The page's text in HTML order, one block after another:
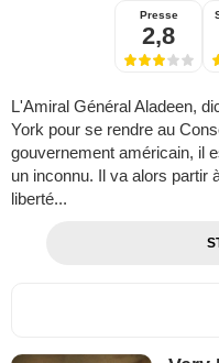
Presse
2,8
L'Amiral Général Aladeen,
York pour se rendre au
gouvernement américain, il
un inconnu. Il va alors partir
liberté...